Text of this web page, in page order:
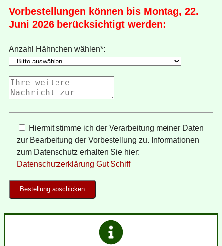
Vorbestellungen können bis Montag, 22.
Juni 2026 berücksichtigt werden:
Anzahl Hähnchen wählen*:
Hiermit stimme ich der Verarbeitung meiner Daten
zur Bearbeitung der Vorbestellung zu. Informationen
zum Datenschutz erhalten Sie hier:
Datenschutzerklärung Gut Schiff